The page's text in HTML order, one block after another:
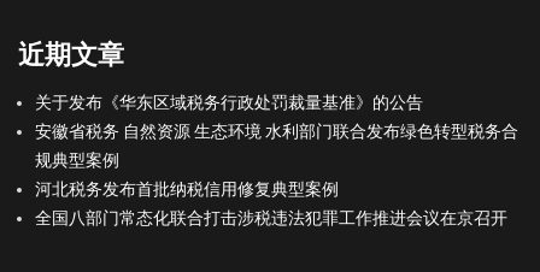
近期文章
关于发布《华东区域税务行政处罚裁量基准》的公告
安徽省税务 自然资源 生态环境 水利部门联合发布绿色转型税务合
规典型案例
河北税务发布首批纳税信用修复典型案例
全国八部门常态化联合打击涉税违法犯罪工作推进会议在京召开